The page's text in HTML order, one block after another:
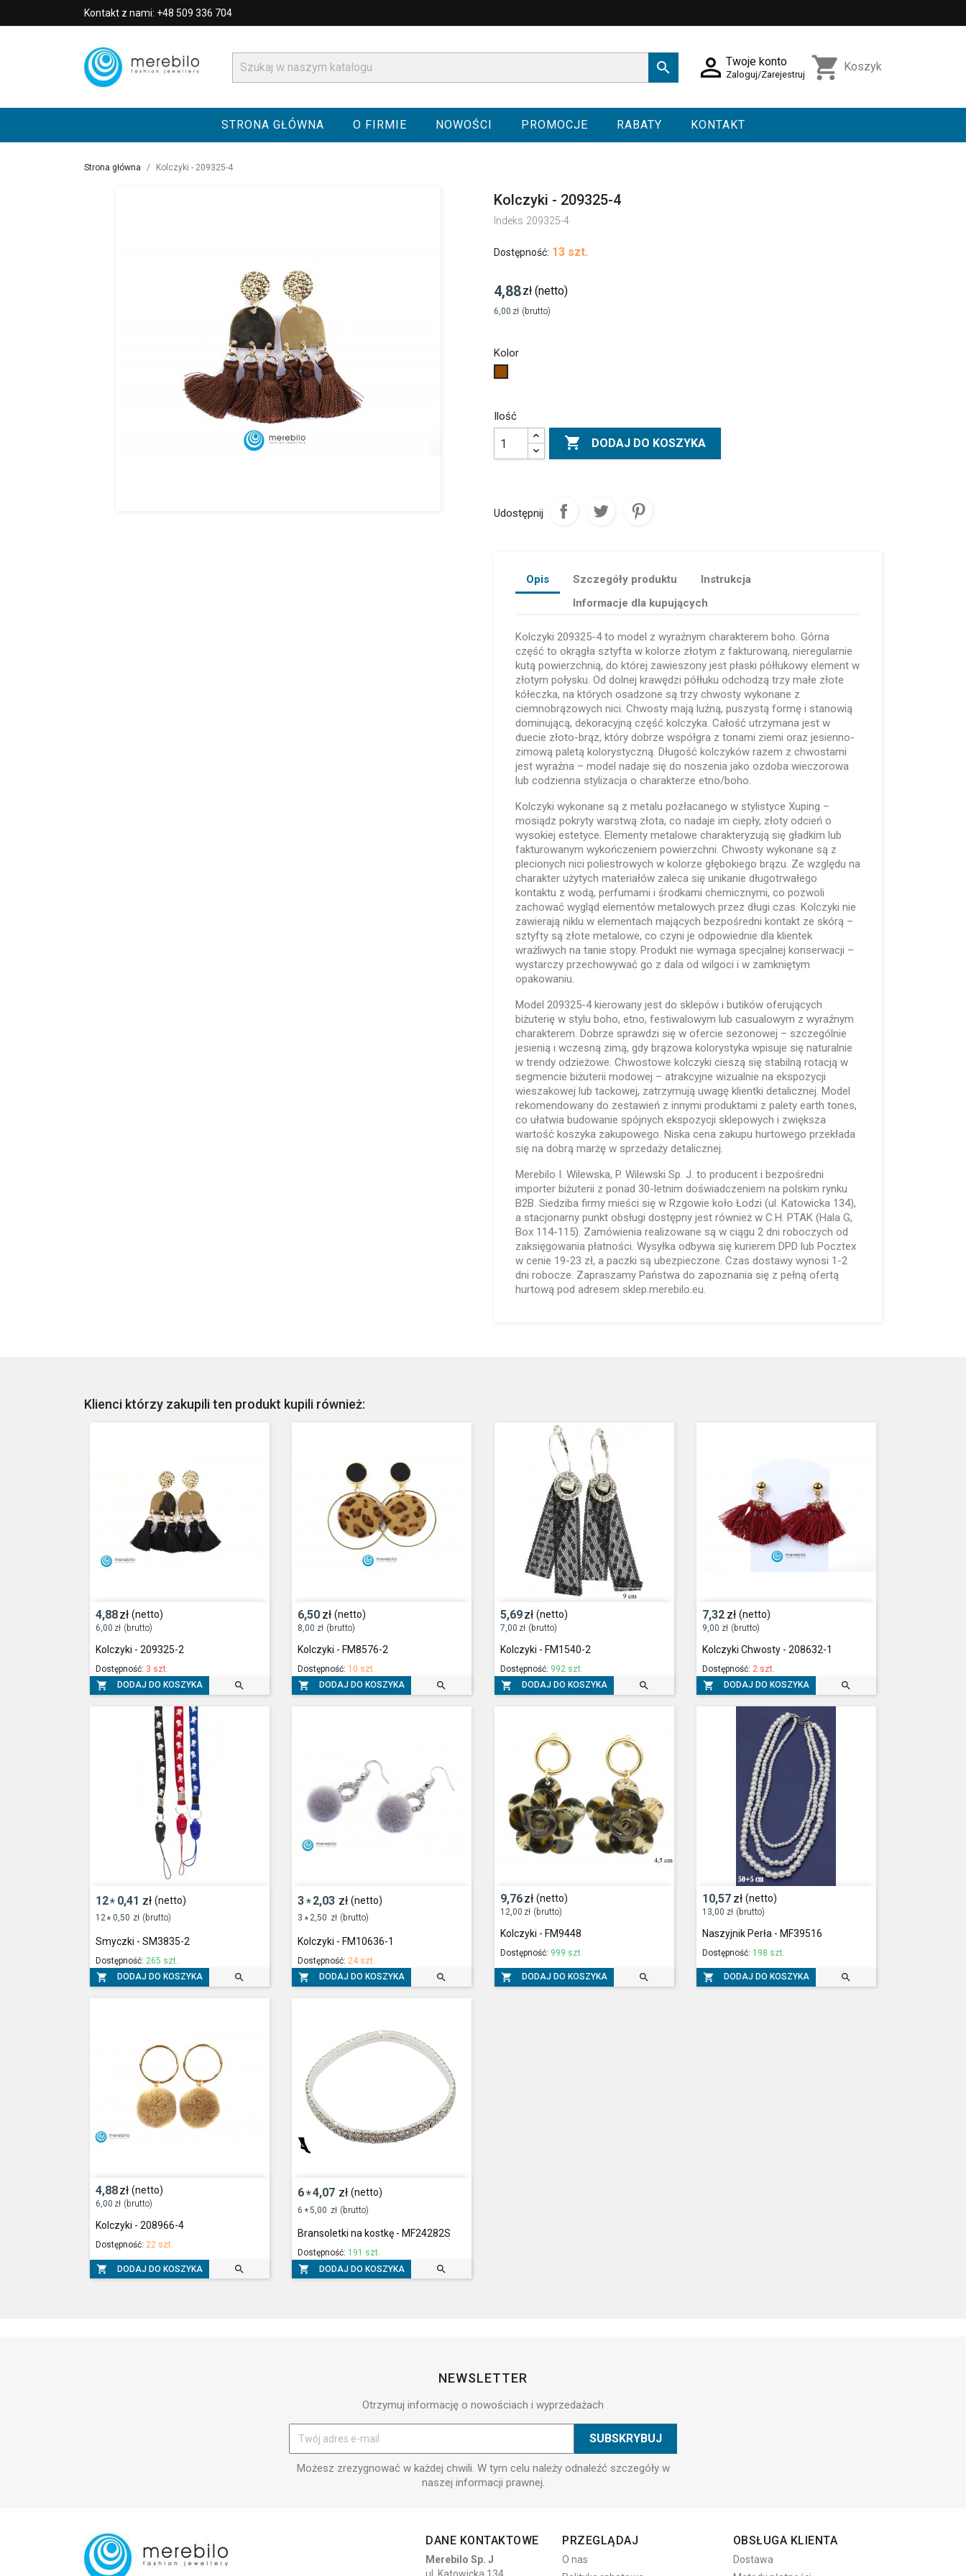
Kontakt z nami: +48 509 336 704
  Twoje konto
Zaloguj/Zarejestruj shopping_cart Koszyk
STRONA GŁÓWNA O FIRMIE NOWOŚCI PROMOCJE RABATY KONTAKT
Strona główna Kolczyki - 209325-4
Kolczyki - 209325-4
Indeks 209325-4
Dostępność: 13 szt.
4,88zł (netto)
6,00 zł (brutto)
Kolor
Ilość
 DODAJ DO KOSZYKA
Udostępnij
Opis Szczegóły produktu
Instrukcja
Informacje dla kupujących
Kolczyki 209325-4 to model z wyraźnym charakterem boho. Górna
część to okrągła sztyfta w kolorze złotym z fakturowaną, nieregularnie
kutą powierzchnią, do której zawieszony jest płaski półłukowy element w
złotym połysku. Od dolnej krawędzi półłuku odchodzą trzy małe złote
kółeczka, na których osadzone są trzy chwosty wykonane z
ciemnobrązowych nici. Chwosty mają luźną, puszystą formę i stanowią
dominującą, dekoracyjną część kolczyka. Całość utrzymana jest w
duecie złoto-brąz, który dobrze współgra z tonami ziemi oraz jesienno-
zimową paletą kolorystyczną. Długość kolczyków razem z chwostami
jest wyraźna – model nadaje się do noszenia jako ozdoba wieczorowa
lub codzienna stylizacja o charakterze etno/boho.
Kolczyki wykonane są z metalu pozłacanego w stylistyce Xuping –
mosiądz pokryty warstwą złota, co nadaje im ciepły, złoty odcień o
wysokiej estetyce. Elementy metalowe charakteryzują się gładkim lub
fakturowanym wykończeniem powierzchni. Chwosty wykonane są z
plecionych nici poliestrowych w kolorze głębokiego brązu. Ze względu na
charakter użytych materiałów zaleca się unikanie długotrwałego
kontaktu z wodą, perfumami i środkami chemicznymi, co pozwoli
zachować wygląd elementów metalowych przez długi czas. Kolczyki nie
zawierają niklu w elementach mających bezpośredni kontakt ze skórą –
sztyfty są złote metalowe, co czyni je odpowiednie dla klientek
wrażliwych na tanie stopy. Produkt nie wymaga specjalnej konserwacji –
wystarczy przechowywać go z dala od wilgoci i w zamkniętym
opakowaniu.
Model 209325-4 kierowany jest do sklepów i butików oferujących
biżuterię w stylu boho, etno, festiwalowym lub casualowym z wyraźnym
charakterem. Dobrze sprawdzi się w ofercie sezonowej – szczególnie
jesienią i wczesną zimą, gdy brązowa kolorystyka wpisuje się naturalnie
w trendy odzieżowe. Chwostowe kolczyki cieszą się stabilną rotacją w
segmencie biżuterii modowej – atrakcyjne wizualnie na ekspozycji
wieszakowej lub tackowej, zatrzymują uwagę klientki detalicznej. Model
rekomendowany do zestawień z innymi produktami z palety earth tones,
co ułatwia budowanie spójnych ekspozycji sklepowych i zwiększa
wartość koszyka zakupowego. Niska cena zakupu hurtowego przekłada
się na dobrą marżę w sprzedaży detalicznej.
Merebilo I. Wilewska, P. Wilewski Sp. J. to producent i bezpośredni
importer biżuterii z ponad 30-letnim doświadczeniem na polskim rynku
B2B. Siedziba firmy mieści się w Rzgowie koło Łodzi (ul. Katowicka 134),
a stacjonarny punkt obsługi dostępny jest również w C.H. PTAK (Hala G,
Box 114-115). Zamówienia realizowane są w ciągu 2 dni roboczych od
zaksięgowania płatności. Wysyłka odbywa się kurierem DPD lub Pocztex
w cenie 19-23 zł, a paczki są ubezpieczone. Czas dostawy wynosi 1-2
dni robocze. Zapraszamy Państwa do zapoznania się z pełną ofertą
hurtową pod adresem sklep.merebilo.eu.
Klienci którzy zakupili ten produkt kupili również:
4,88zł (netto)
6,00 zł (brutto)
Kolczyki - 209325-2
Dostępność: 3 szt.
 DODAJ DO KOSZYKA 
6,50 zł (netto)
8,00 zł (brutto)
Kolczyki - FM8576-2
Dostępność: 10 szt.
 DODAJ DO KOSZYKA 
5,69zł (netto)
7,00 zł (brutto)
Kolczyki - FM1540-2
Dostępność: 992 szt.
 DODAJ DO KOSZYKA 
7,32 zł (netto)
9,00 zł (brutto)
Kolczyki Chwosty - 208632-1
Dostępność: 2 szt.
 DODAJ DO KOSZYKA 
12* 0,41 zł (netto)
12* 0,50 zł (brutto)
Smyczki - SM3835-2
Dostępność: 265 szt.
 DODAJ DO KOSZYKA 
3*2,03 zł (netto)
3 * 2,50 zł (brutto)
Kolczyki - FM10636-1
Dostępność: 24 szt.
 DODAJ DO KOSZYKA 
9,76zł (netto)
12,00 zł (brutto)
Kolczyki - FM9448
Dostępność: 999 szt.
 DODAJ DO KOSZYKA 
10,57 zł (netto)
13,00 zł (brutto)
Naszyjnik Perła - MF39516
Dostępność: 198 szt.
 DODAJ DO KOSZYKA 
4,88zł (netto)
6,00 zł (brutto)
Kolczyki - 208966-4
Dostępność: 22 szt.
 DODAJ DO KOSZYKA 
6*4,07 zł (netto)
6 *5,00 zł (brutto)
Bransoletki na kostkę - MF24282S
Dostępność: 191 szt.
 DODAJ DO KOSZYKA 
NEWSLETTER
Otrzymuj informację o nowościach i wyprzedażach
Możesz zrezygnować w każdej chwili. W tym celu należy odnaleźć szczegóły w
naszej informacji prawnej.
DANE KONTAKTOWE
Merebilo Sp. J
PRZEGLĄDAJ
O nas
OBSŁUGA KLIENTA
Dostawa